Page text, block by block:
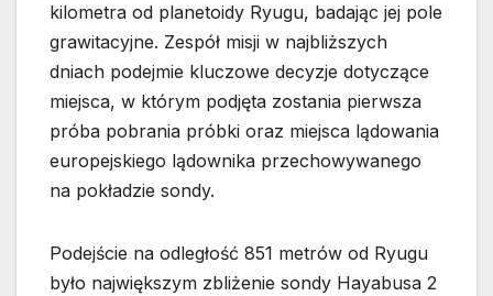
kilometra od planetoidy Ryugu, badając jej pole
grawitacyjne. Zespół misji w najbliższych
dniach podejmie kluczowe decyzje dotyczące
miejsca, w którym podjęta zostania pierwsza
próba pobrania próbki oraz miejsca lądowania
europejskiego lądownika przechowywanego
na pokładzie sondy.
Podejście na odległość 851 metrów od Ryugu
było największym zbliżenie sondy Hayabusa 2